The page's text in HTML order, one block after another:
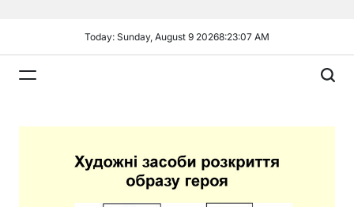
Today: Sunday, August 9 20268:23:08 AM